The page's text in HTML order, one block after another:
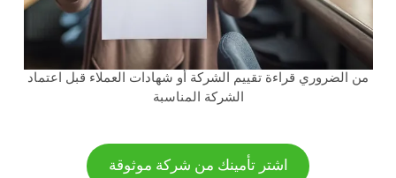
من الضروري قراءة تقييم الشركة أو شهادات العملاء قبل اعتماد
الشركة المناسبة
اشتر تأمينك من شركة موثوقة